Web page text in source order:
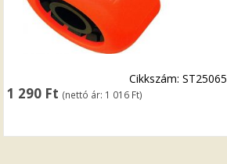
1 290 Ft (nettó ár: 1 016 Ft)
Cikkszám: ST25065